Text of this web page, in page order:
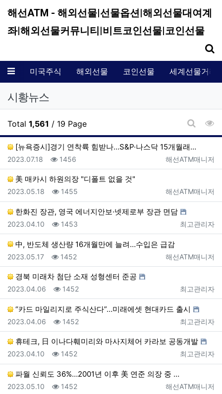
해선ATM - 해외선물|선물옵션|해외선물대여계
좌|해외선물커뮤니티|비트코인선물|코인선물
메뉴 미국주식 해외선물 코인선물 세계선물거래
시황뉴스
Total 1,561 / 19 Page
게시판
[뉴욕증시]경기 연착륙 힘받나…S&P·나스닥 15개월래…
등록자
해선ATM매니저
등록일
2023.07.18 조회
1456
美 매카시 하원의장 "디폴트 없을 것"
등록자
해선ATM매니저
등록일
2023.05.18 조회
1455
한화진 장관, 영국 에너지안보·넷제로부 장관 면담
등록자
최고관리자
등록일
2023.04.10 조회
1453
中, 반도체 생산량 16개월만에 늘려…수입은 급감
등록자
해선ATM매니저
등록일
2023.05.17 조회
1452
경북 미래차 첨단 소재 성형센터 준공
등록자
최고관리자
등록일
2023.04.06 조회
1452
“카드 마일리지로 주식산다”…미래에셋 현대카드 출시
등록자
최고관리자
등록일
2023.04.06 조회
1452
휴테크, 日 이나다훼미리와 마사지체어 카라보 공동개발
등록자
최고관리자
등록일
2023.04.10 조회
1452
파월 신뢰도 36%…2001년 이후 美 연준 의장 중 …
등록자
해선ATM매니저
등록일
2023.05.10 조회
1452